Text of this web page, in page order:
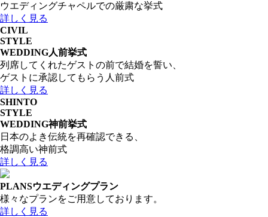
ウエディングチャペルでの厳粛な挙式
詳しく見る
CIVIL
STYLE
WEDDING人前挙式
列席してくれたゲストの前で結婚を誓い、
ゲストに承認してもらう人前式
詳しく見る
SHINTO
STYLE
WEDDING神前挙式
日本のよき伝統を再確認できる、
格調高い神前式
詳しく見る
PLANSウエディングプラン
様々なプランをご用意しております。
詳しく見る